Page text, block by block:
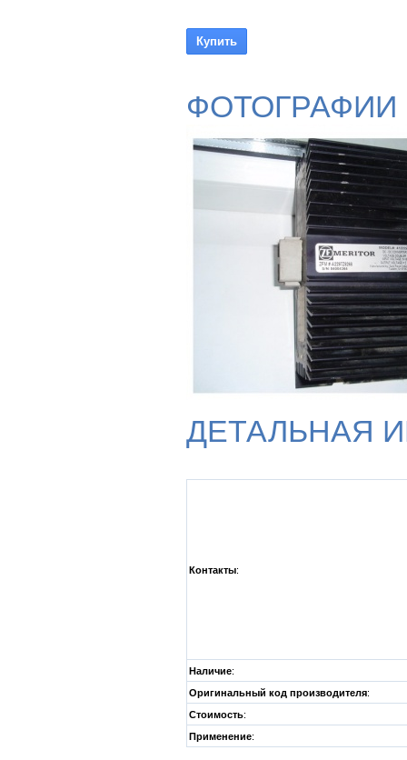
ФОТОГРАФИИ
ДЕТАЛЬНАЯ
Контакты:
Наличие:
Оригинальный код производителя:
Стоимость:
Применение: